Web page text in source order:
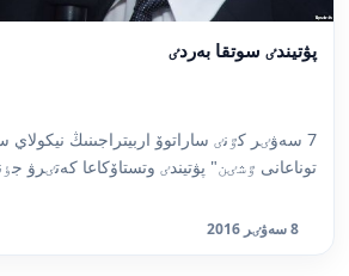
پۋتيندٸ سوتقا بەردٸ
7 سەۋٸر كٷنٸ ساراتوۆ اربيتراجىنىڭ
توناعانى ٷشٸن" پۋتيندٸ وتستاۆكاعا كەتٸرۋ
8 سەۋٸر 2016